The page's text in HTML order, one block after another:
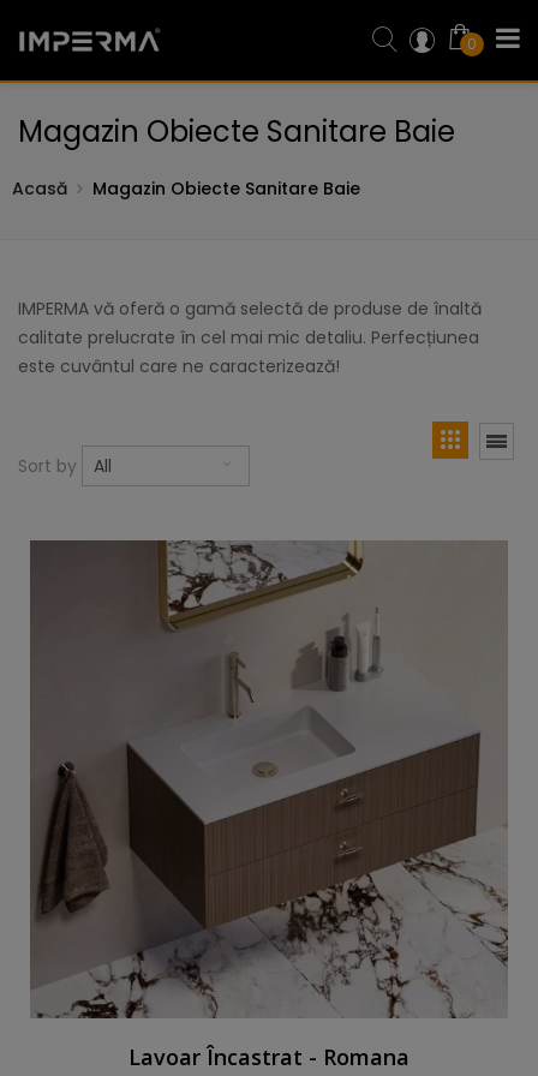
0
Magazin Obiecte Sanitare Baie
Acasă Magazin Obiecte Sanitare Baie
IMPERMA vă oferă o gamă selectă de produse de înaltă
calitate prelucrate în cel mai mic detaliu. Perfecțiunea
este cuvântul care ne caracterizează!
Sort by All
Lavoar Încastrat - Romana